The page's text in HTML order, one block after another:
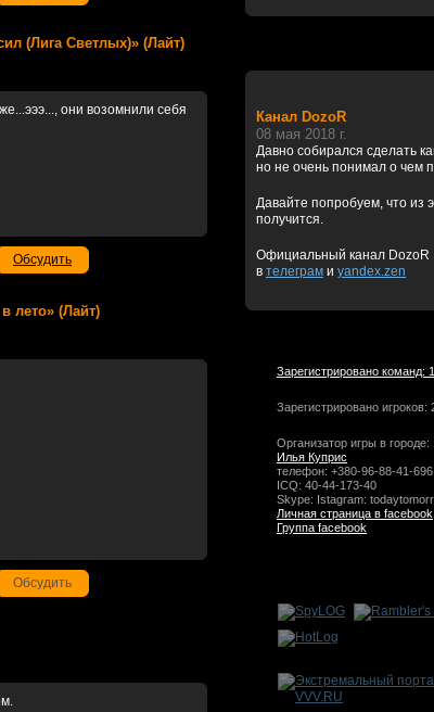
(Лига Светлых)» (Лайт)
они возомнили себя
Обсудить
лето» (Лайт)
Обсудить
Канал DozoR
08 мая 2018 г.
Давно собирался сделать
но не очень понимал о чем
Давайте попробуем, что из
получится.
Официальный канал DozoR
в телеграм и yandex.zen
Зарегистрировано команд:
Зарегистрировано игроков:
Организатор игры в городе:
Илья Куприс
телефон: +380-96-88-41-696
ICQ: 40-44-173-40
Skype: Istagram:
Личная страница в facebook
Группа facebook